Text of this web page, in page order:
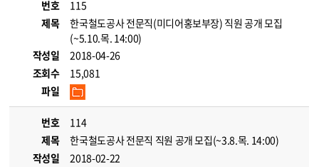
번호
115
제목
한국철도공사 전문직(미디어홍보부장) 직원 공개 모집
(~5.10.목. 14:00)
작성일
2018-04-26
조회수
15,081
파일
번호
114
제목
한국철도공사 전문직 직원 공개 모집(~3.8.목. 14:00)
작성일
2018-02-22